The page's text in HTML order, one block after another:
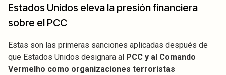
Estados Unidos eleva la presión financiera
sobre el PCC
Estas son las primeras sanciones aplicadas después de
que Estados Unidos designara al PCC y al Comando
Vermelho como organizaciones terroristas